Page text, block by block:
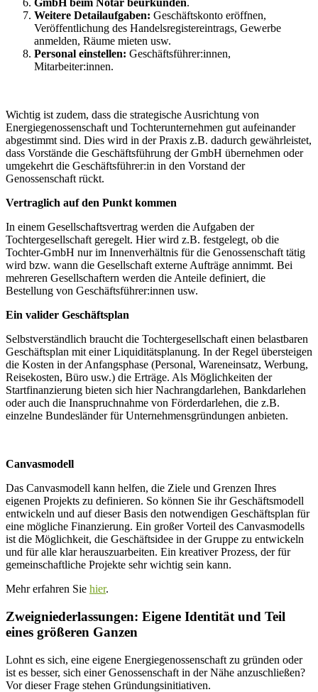
GmbH beim Notar beurkunden.
Weitere Detailaufgaben: Geschäftskonto eröffnen,
Veröffentlichung des Handelsregistereintrags, Gewerbe
anmelden, Räume mieten usw.
Personal einstellen: Geschäftsführer:innen,
Mitarbeiter:innen.
Wichtig ist zudem, dass die strategische Ausrichtung von
Energiegenossenschaft und Tochterunternehmen gut aufeinander
abgestimmt sind. Dies wird in der Praxis z.B. dadurch gewährleistet,
dass Vorstände die Geschäftsführung der GmbH übernehmen oder
umgekehrt die Geschäftsführer:in in den Vorstand der
Genossenschaft rückt.
Vertraglich auf den Punkt kommen
In einem Gesellschaftsvertrag werden die Aufgaben der
Tochtergesellschaft geregelt. Hier wird z.B. festgelegt, ob die
Tochter-GmbH nur im Innenverhältnis für die Genossenschaft tätig
wird bzw. wann die Gesellschaft externe Aufträge annimmt. Bei
mehreren Gesellschaftern werden die Anteile definiert, die
Bestellung von Geschäftsführer:innen usw.
Ein valider Geschäftsplan
Selbstverständlich braucht die Tochtergesellschaft einen belastbaren
Geschäftsplan mit einer Liquiditätsplanung. In der Regel übersteigen
die Kosten in der Anfangsphase (Personal, Wareneinsatz, Werbung,
Reisekosten, Büro usw.) die Erträge. Als Möglichkeiten der
Startfinanzierung bieten sich hier Nachrangdarlehen, Bankdarlehen
oder auch die Inanspruchnahme von Förderdarlehen, die z.B.
einzelne Bundesländer für Unternehmensgründungen anbieten.
Canvasmodell
Das Canvasmodell kann helfen, die Ziele und Grenzen Ihres
eigenen Projekts zu definieren. So können Sie ihr Geschäftsmodell
entwickeln und auf dieser Basis den notwendigen Geschäftsplan für
eine mögliche Finanzierung. Ein großer Vorteil des Canvasmodells
ist die Möglichkeit, die Geschäftsidee in der Gruppe zu entwickeln
und für alle klar herauszuarbeiten. Ein kreativer Prozess, der für
gemeinschaftliche Projekte sehr wichtig sein kann.
Mehr erfahren Sie hier.
Zweigniederlassungen: Eigene Identität und Teil
eines größeren Ganzen
Lohnt es sich, eine eigene Energiegenossenschaft zu gründen oder
ist es besser, sich einer Genossenschaft in der Nähe anzuschließen?
Vor dieser Frage stehen Gründungsinitiativen.